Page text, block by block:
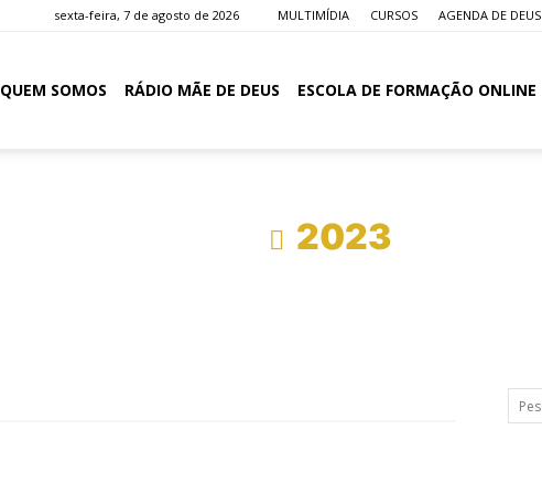
sexta-feira, 7 de agosto de 2026 MULTIMÍDIA CURSOS AGENDA DE DEUS
QUEM SOMOS RÁDIO MÃE DE DEUS ESCOLA DE FORMAÇÃO ONLINE
2023